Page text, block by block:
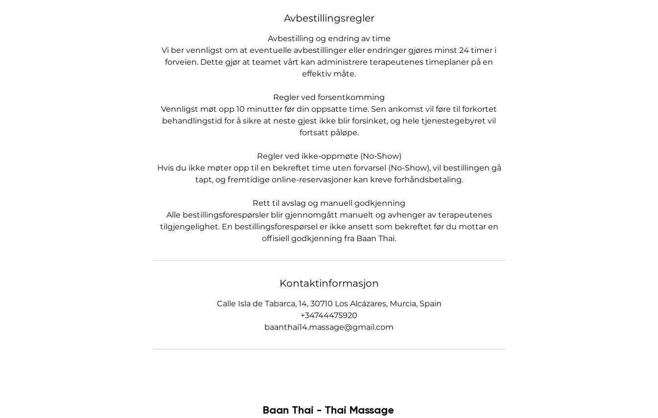
Avbestillingsregler
Avbestilling og endring av time
Vi ber vennligst om at eventuelle avbestillinger eller endringer gjøres minst 24 timer i
forveien. Dette gjør at teamet vårt kan administrere terapeutenes timeplaner på en
effektiv måte.
Regler ved forsentkomming
Vennligst møt opp 10 minutter før din oppsatte time. Sen ankomst vil føre til forkortet
behandlingstid for å sikre at neste gjest ikke blir forsinket, og hele tjenestegebyret vil
fortsatt påløpe.
Regler ved ikke-oppmøte (No-Show)
Hvis du ikke møter opp til en bekreftet time uten forvarsel (No-Show), vil bestillingen gå
tapt, og fremtidige online-reservasjoner kan kreve forhåndsbetaling.
Rett til avslag og manuell godkjenning
Alle bestillingsforespørsler blir gjennomgått manuelt og avhenger av terapeutenes
tilgjengelighet. En bestillingsforespørsel er ikke ansett som bekreftet før du mottar en
offisiell godkjenning fra Baan Thai.
Kontaktinformasjon
Calle Isla de Tabarca, 14, 30710 Los Alcázares, Murcia, Spain
+34744475920
baanthai14.massage@gmail.com
Baan Thai - Thai Massage